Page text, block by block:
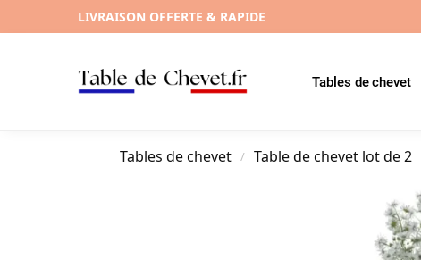
LIVRAISON OFFERTE & RAPIDE
Tables de chevet
Tables de chevet / Table de chevet lot de 2